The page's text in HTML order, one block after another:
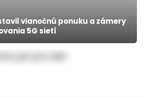
vianočnú ponuku a zámery
5G sietí